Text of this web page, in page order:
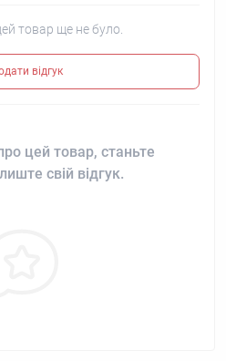
товар ще не було.
відгук
цей товар, станьте
свій відгук.